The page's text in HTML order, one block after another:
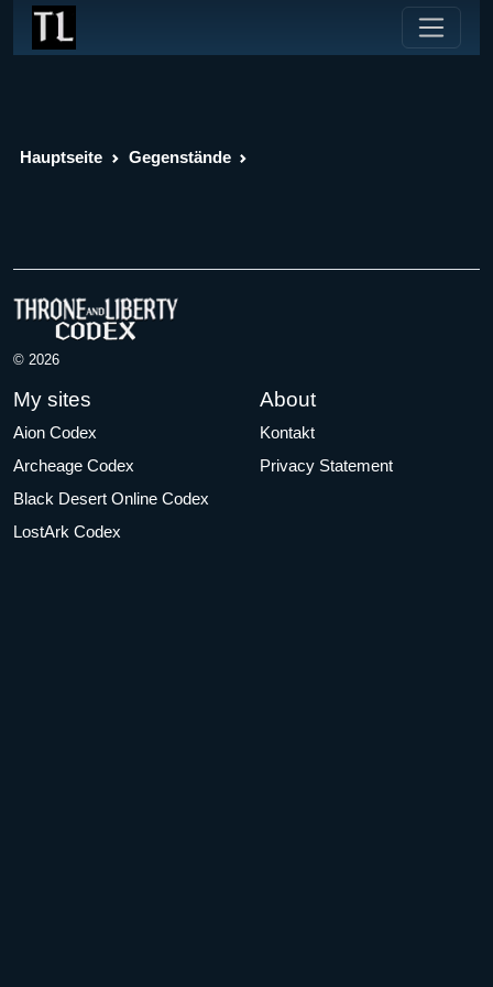
Hauptseite Gegenstände
© 2026
My sites
Aion Codex
Archeage Codex
Black Desert Online Codex
LostArk Codex
About
Kontakt
Privacy Statement